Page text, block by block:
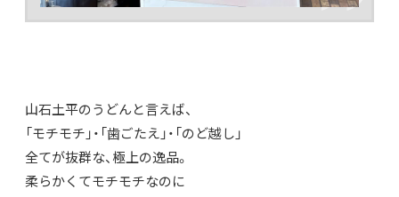
山石土平のうどんと言えば、
「モチモチ」・「歯ごたえ」・「のど越し」
全てが抜群な、極上の逸品。
柔らかくてモチモチなのに